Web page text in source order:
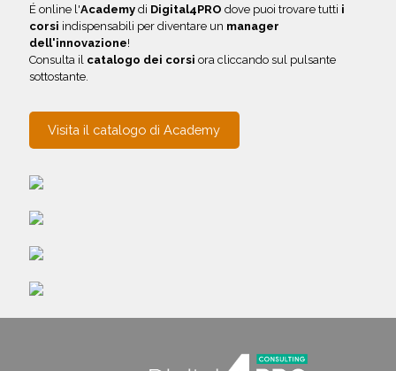
É online l'Academy di Digital4PRO dove puoi trovare tutti i
corsi indispensabili per diventare un manager
dell'innovazione!
Consulta il catalogo dei corsi ora cliccando sul pulsante
sottostante.
Visita il catalogo di Academy